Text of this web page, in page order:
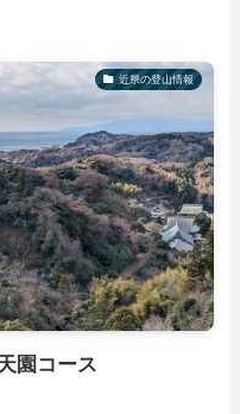
近県の登山情報
園コース